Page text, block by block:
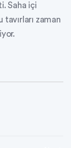
Saha içi
tavırları zaman